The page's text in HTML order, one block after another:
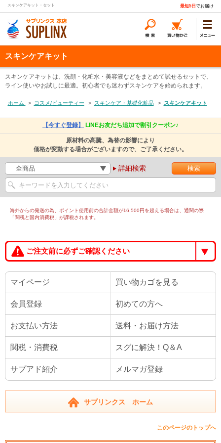
スキンケアキット・セット 最短5日 でお届け
スキンケアキット
スキンケアキットは、洗顔・化粧水・美容液などをまとめて試せるセットで、
ライン使いやお試しに最適。初心者でも迷わずスキンケアを始められます。
ホーム > コスメ/ビューティー > スキンケア・基礎化粧品 > スキンケアキット
【今すぐ登録】 LINEお友だち追加で割引クーポン♪
原材料の高騰、為替の影響により
価格が変動する場合がございますので、ご了承ください。
詳細検索
海外からの発送の為、ポイント使用前の合計金額が16,500円を超える場合は、通関の際
「関税と国内消費税」が課税されます。
ご注文前に必ずご確認ください
マイページ 買い物カゴを見る
会員登録 初めての方へ
お支払い方法 送料・お届け方法
関税・消費税 スグに解決！Q＆A
サプアド紹介 メルマガ登録
サプリンクス ホーム
このページのトップへ